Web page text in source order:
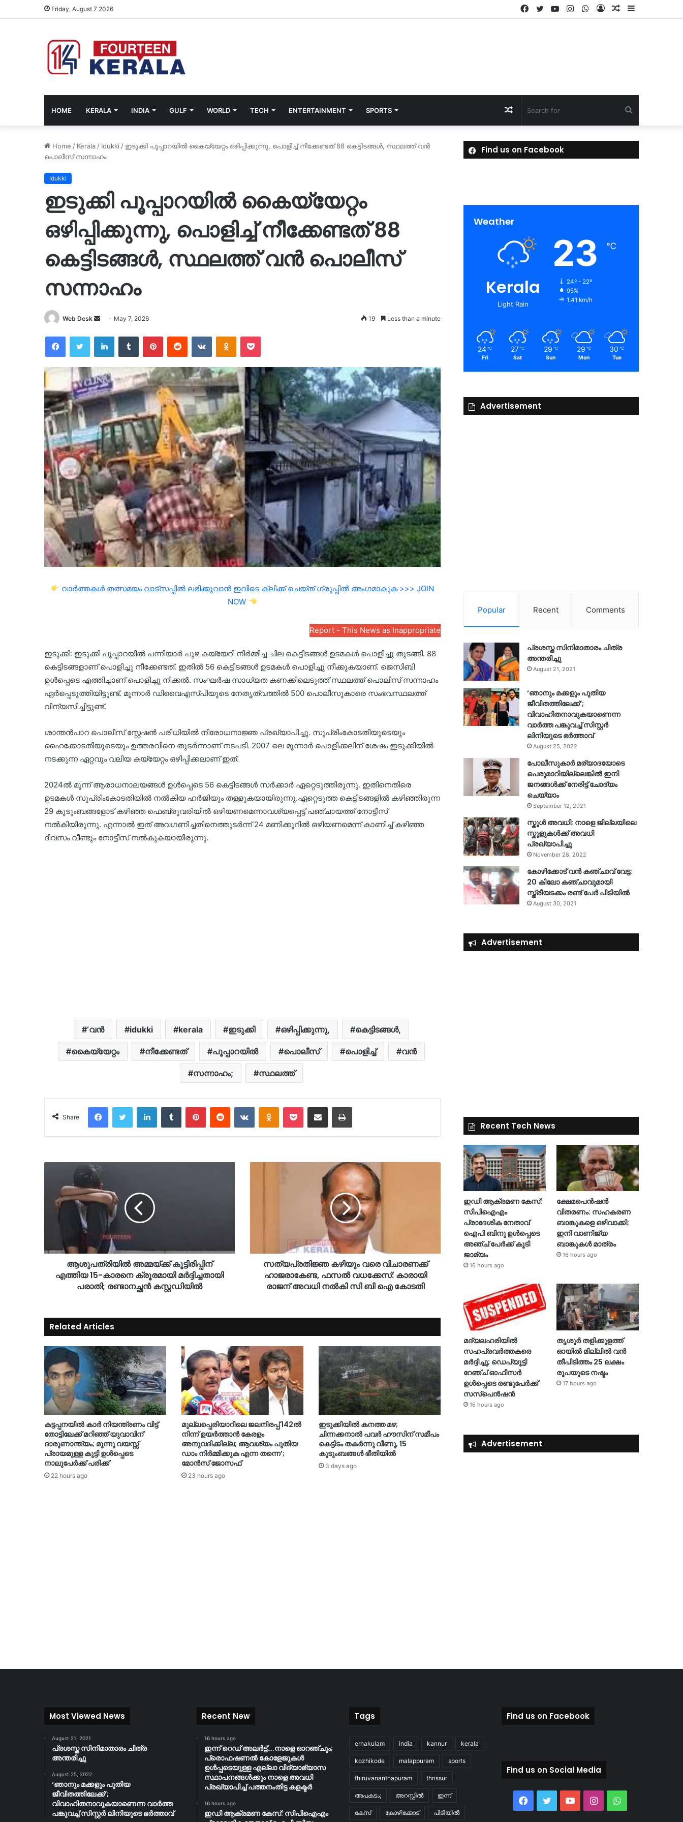
Friday, August 7 2026 Sidebar
Random
Log
WhatsApp
Instagram
YouTube
Twitter
Facebook
HOME KERALA INDIA GULF WORLD TECH ENTERTAINMENT SPORTS
for
Random
Article
Home / Kerala / Idukki / ഇടുക്കി പൂപ്പാറയില്‍ കൈയ്യേറ്റം ഒഴിപ്പിക്കുന്നു, പൊളിച്ച് നീക്കേണ്ടത് 88 കെട്ടിടങ്ങൾ, സ്ഥലത്ത് വൻ
പൊലീസ് സന്നാഹം
Idukki
ഇടുക്കി പൂപ്പാറയില്‍ കൈയ്യേറ്റം
ഒഴിപ്പിക്കുന്നു, പൊളിച്ച് നീക്കേണ്ടത് 88
കെട്ടിടങ്ങൾ, സ്ഥലത്ത് വൻ പൊലീസ്
സന്നാഹം
Web Desk
Send
email
May 7, 2026 19 Less than a minute
FacebookTwitter LinkedInTumblr PinterestReddit VKontakteOdnoklassniki
Pocket
വാർത്തകൾ തത്സമയം വാട്സപ്പിൽ ലഭിക്കുവാൻ ഇവിടെ ക്ലിക്ക് ചെയ്ത് ഗ്രൂപ്പിൽ അംഗമാകുക >>> JOIN
NOW
Report - This News as Inappropriate
ഇടുക്കി: ഇടുക്കി പൂപ്പാറയില്‍ പന്നിയാര്‍ പുഴ കയ്യേറി നിര്‍മ്മിച്ച ചില കെട്ടിടങ്ങള്‍ ഉടമകള്‍ പൊളിച്ചു തുടങ്ങി. 88
കെട്ടിടങ്ങളാണ് പൊളിച്ചു നീക്കേണ്ടത്. ഇതില്‍ 56 കെട്ടിടങ്ങള്‍ ഉടമകള്‍ പൊളിച്ചു നീക്കുകയാണ്. ജെസിബി
ഉള്‍പ്പെടെ എത്തിച്ചാണ് പൊളിച്ചു നീക്കല്‍. സംഘര്‍ഷ സാധ്യത കണക്കിലെടുത്ത് സ്ഥലത്ത് പൊലീസ് സന്നാഹം
ഏര്‍പ്പെടുത്തിയിട്ടുണ്ട്. മൂന്നാര്‍ ഡിവൈഎസ്പിയുടെ നേതൃത്വത്തില്‍ 500 പൊലീസുകാരെ സംഭവസ്ഥലത്ത്
വിന്യസിച്ചിട്ടുണ്ട്.
ശാന്തന്‍പാറ പൊലീസ് സ്റ്റേഷന്‍ പരിധിയില്‍ നിരോധനാജ്ഞ പ്രഖ്യാപിച്ചു. സുപ്രിംകോടതിയുടെയും
ഹൈക്കോടതിയുടെയും ഉത്തരവിനെ തുടര്‍ന്നാണ് നടപടി. 2007 ലെ മൂന്നാര്‍ പൊളിക്കലിന് ശേഷം ഇടുക്കിയില്‍
നടക്കുന്ന ഏറ്റവും വലിയ കയ്യേറ്റം ഒഴിപ്പിക്കലാണ് ഇത്.
2024ല്‍ മൂന്ന് ആരാധനാലയങ്ങള്‍ ഉള്‍പ്പെടെ 56 കെട്ടിടങ്ങള്‍ സര്‍ക്കാര്‍ ഏറ്റെടുത്തിരുന്നു. ഇതിനെതിരെ
ഉടമകള്‍ സുപ്രിംകോടതിയില്‍ നല്‍കിയ ഹര്‍ജിയും തള്ളുകയായിരുന്നു.ഏറ്റെടുത്ത കെട്ടിടങ്ങളില്‍ കഴിഞ്ഞിരുന്ന
29 കുടുംബങ്ങളോട് കഴിഞ്ഞ ഫെബ്രുവരിയില്‍ ഒഴിയണമെന്നാവശ്യപ്പെട്ട് പഞ്ചായത്ത് നോട്ടീസ്
നല്‍കിയിരുന്നു. എന്നാല്‍ ഇത് അവഗണിച്ചതിനെത്തുടര്‍ന്ന് 24 മണിക്കൂറില്‍ ഒഴിയണമെന്ന് കാണിച്ച് കഴിഞ്ഞ
ദിവസം വീണ്ടും നോട്ടീസ് നല്‍കുകയായിരുന്നു.
‘വന്‍ idukki kerala ഇടുക്കി ഒഴിപ്പിക്കുന്നു, കെട്ടിടങ്ങൾ,
കൈയ്യേറ്റം നീക്കേണ്ടത് പൂപ്പാറയിൽ പൊലീസ് പൊളിച്ച് വന്‍
സന്നാഹം; സ്ഥലത്ത്
Share
FacebookTwitter LinkedInTumblr PinterestReddit VKontakteOdnoklassniki
Pocket Share via Email Print
ആശുപത്രിയിൽ അമ്മയ്ക്ക് കൂട്ടിരിപ്പിന്
എത്തിയ 15-കാരനെ ക്രൂരമായി മർദ്ദിച്ചതായി
പരാതി; രണ്ടാനച്ഛൻ കസ്റ്റഡിയിൽ
സത്യപ്രതിജ്ഞ കഴിയും വരെ വിചാരണക്ക്
ഹാജരാകേണ്ട, ഫസൽ വധക്കേസ്: കാരായി
രാജന് അവധി നൽകി സി ബി ഐ കോടതി
Related Articles
കട്ടപ്പനയിൽ കാർ നിയന്ത്രണം വിട്ട്
തോട്ടിലേക്ക് മറിഞ്ഞ് യുവാവിന്
ദാരുണാന്ത്യം; മൂന്നു വയസ്സ്
പ്രായമുള്ള കുട്ടി ഉൾപ്പെടെ
നാലുപേർക്ക് പരിക്ക്
22 hours ago
മുല്ലപ്പെരിയാറിലെ ജലനിരപ്പ് 142ല്‍
നിന്ന് ഉയര്‍ത്താന്‍ കേരളം
അനുവദിക്കില്ല; ആവശ്യം പുതിയ
ഡാം നിര്‍മ്മിക്കുക എന്ന തന്നെ’;
മോന്‍സ് ജോസഫ്
23 hours ago
ഇടുക്കിയിൽ കനത്ത മഴ;
ചിന്നക്കനാൽ പവർ ഹൗസിന് സമീപം
കെട്ടിടം തകർന്നു വീണു, 15
കുടുംബങ്ങൾ ഭീതിയിൽ
3 days ago
Find us on Facebook
Weather
Kerala
Light Rain
23 ℃
24º - 22º
95%
1.41 km/h
24 ℃
Fri
27 ℃
Sat
29 ℃
Sun
29 ℃
Mon
30 ℃
Tue
Advertisement
Popular Recent Comments
പ്രശസ്ത സിനിമാതാരം ചിത്ര
അന്തരിച്ചു
August 21, 2021
‘ഞാനും മക്കളും പുതിയ
ജീവിതത്തിലേക്ക്’;
വിവാഹിതനാവുകയാണെന്ന
വാർത്ത പങ്കുവച്ച് സിസ്റ്റർ
ലിനിയുടെ ഭർത്താവ്
August 25, 2022
പോലീസുകാര്‍ മര്യാദയോടെ
പെരുമാറിയില്ലെങ്കില്‍ ഇനി
ജനങ്ങള്‍ക്ക് നേരിട്ട് ചോദ്യം
ചെയ്യാം
September 12, 2021
സ്കൂൾ അവധി; നാളെ ജില്ലയിലെ
സ്കൂളുകൾക്ക് അവധി
പ്രഖ്യാപിച്ചു
November 28, 2022
കോഴിക്കോട് വൻ കഞ്ചാവ് വേട്ട:
20 കിലോ കഞ്ചാവുമായി
സ്ത്രീയടക്കം രണ്ട് പേർ പിടിയിൽ
August 30, 2021
Advertisement
Recent Tech News
ഇഡി ആക്രമണ കേസ്:
സിപിഐഎം
പ്രാദേശിക നേതാവ്
ഐപി ബിനു ഉൾപ്പെടെ
അഞ്ച് പേർക്ക് കൂടി
ജാമ്യം
16 hours ago
ക്ഷേമപെൻഷൻ
വിതരണം: സഹകരണ
ബാങ്കുകളെ ഒഴിവാക്കി;
ഇനി വാണിജ്യ
ബാങ്കുകൾ മാത്രം
16 hours ago
മദ്യലഹരിയിൽ
സഹപ്രവർത്തകരെ
മർദ്ദിച്ചു; ഡെപ്യൂട്ടി
റേഞ്ച് ഓഫീസർ
ഉൾപ്പെടെ രണ്ടുപേർക്ക്
സസ്‌പെൻഷൻ
16 hours ago
തൃശൂര്‍ തളിക്കുളത്ത്
ഓയില്‍ മില്ലില്‍ വൻ
തീപിടിത്തം 25 ലക്ഷം
രൂപയുടെ നഷ്ടം
17 hours ago
Advertisement
Most Viewed News
August 21, 2021
പ്രശസ്ത സിനിമാതാരം ചിത്ര
അന്തരിച്ചു
August 25, 2022
‘ഞാനും മക്കളും പുതിയ
ജീവിതത്തിലേക്ക്’;
വിവാഹിതനാവുകയാണെന്ന വാർത്ത
പങ്കുവച്ച് സിസ്റ്റർ ലിനിയുടെ ഭർത്താവ്
Recent New
16 hours ago
ഇന്ന് റെഡ് അലർട്ട്….നാളെ ഓറഞ്ചും;
പ്രൊഫഷണൽ കോളേജുകൾ
ഉൾപ്പടെയുള്ള എല്ലാ വിദ്യാഭ്യാസ
സ്ഥാപനങ്ങൾക്കും നാളെ അവധി
പ്രഖ്യാപിച്ച് പത്തനംതിട്ട കളക്ടർ
16 hours ago
ഇഡി ആക്രമണ കേസ്: സിപിഐഎം
Tags
ernakulam india kannur kerala
kozhikode malappuram sports
thiruvananthapuram thrissur
അപകടം; അറസ്റ്റിൽ ഇന്ന്
കേസ് കോഴിക്കോട് പിടിയിൽ
Find us on Facebook
Find us on Social Media
Facebook
TwitterYouTubeInstagramWhatsApp